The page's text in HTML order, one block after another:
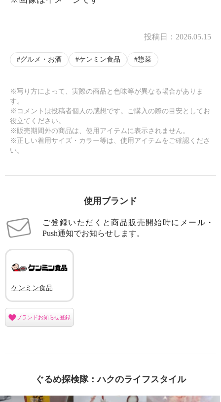
投稿日： 2026.05.15
グルメ・お酒 ケンミン食品 惣菜
※写り方によって、実際の商品と色味等が異なる場合がありま
す。
※コメントは投稿者個人の感想です。ご購入の際の目安としてお
役立てください。
※販売期間外の商品は、使用アイテムに表示されません。
※正しい着用サイズ・カラー等は、使用アイテムをご確認くださ
い。
使用ブランド
ご登録いただくと商品販売開始時にメール・
Push通知でお知らせします。
ケンミン食品
ブランドお知らせ登録
ぐるめ探検隊：ハクのライフスタイル